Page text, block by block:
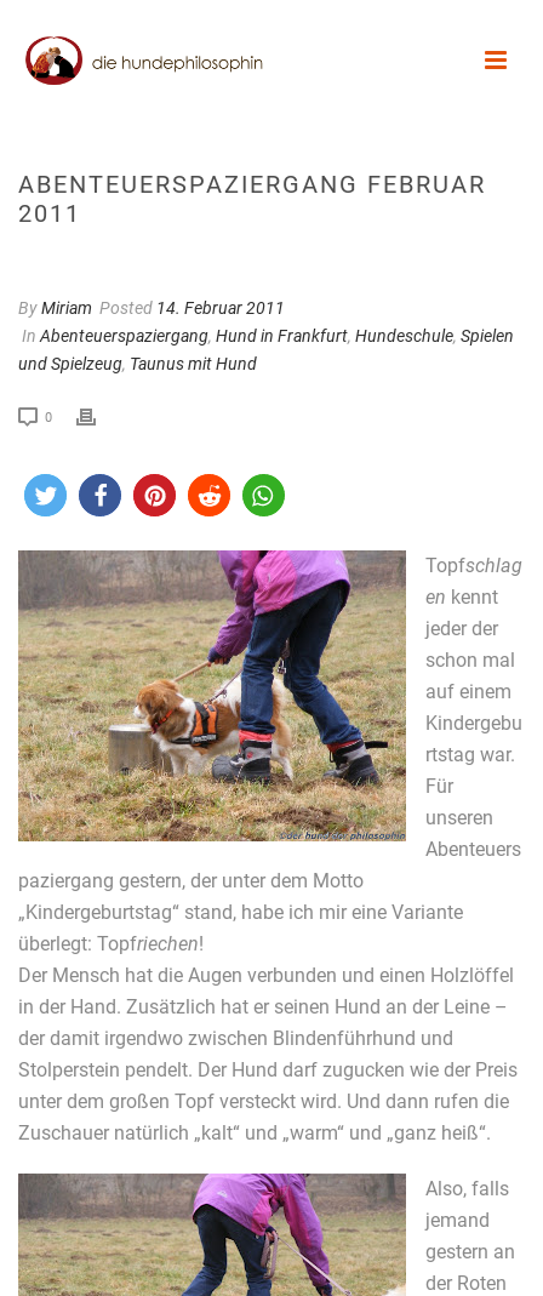
ABENTEUERSPAZIERGANG FEBRUAR
2011
ByMiriam Posted 14. Februar 2011
In Abenteuerspaziergang, Hund in Frankfurt, Hundeschule, Spielen
und Spielzeug, Taunus mit Hund
0
Topfschlag
en kennt
jeder der
schon mal
auf einem
Kindergebu
rtstag war.
Für
unseren
Abenteuers
paziergang gestern, der unter dem Motto
„Kindergeburtstag“ stand, habe ich mir eine Variante
überlegt: Topfriechen!
Der Mensch hat die Augen verbunden und einen Holzlöffel
in der Hand. Zusätzlich hat er seinen Hund an der Leine –
der damit irgendwo zwischen Blindenführhund und
Stolperstein pendelt. Der Hund darf zugucken wie der Preis
unter dem großen Topf versteckt wird. Und dann rufen die
Zuschauer natürlich „kalt“ und „warm“ und „ganz heiß“.
Also, falls
jemand
gestern an
der Roten